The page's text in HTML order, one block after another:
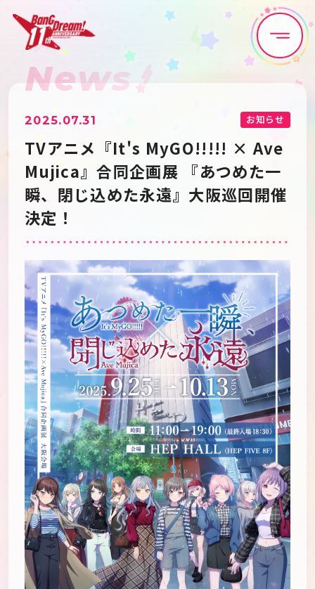
Home News
Live•Event Discography
Artist Anime
Game
Schedule About
Goods
JPEN
News
2025.07.31 お知らせ
TVアニメ『It's MyGO!!!!! × Ave
Mujica』合同企画展 『あつめた一
瞬、閉じ込めた永遠』大阪巡回開催
決定！